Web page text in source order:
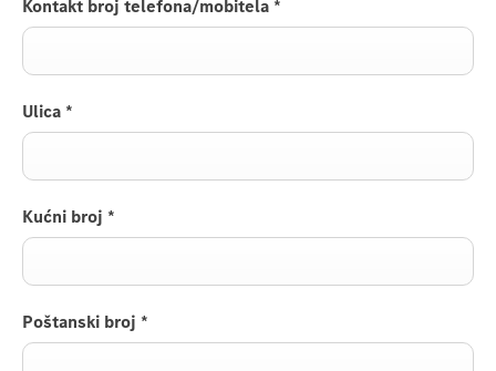
Kontakt broj telefona/mobitela *
Ulica *
Kućni broj *
Poštanski broj *